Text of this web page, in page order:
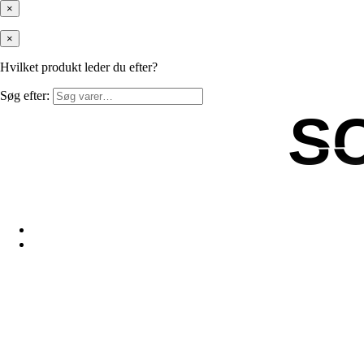
×
×
Hvilket produkt leder du efter?
Søg efter: